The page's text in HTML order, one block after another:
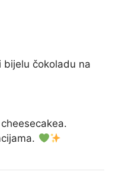
bijelu čokoladu na